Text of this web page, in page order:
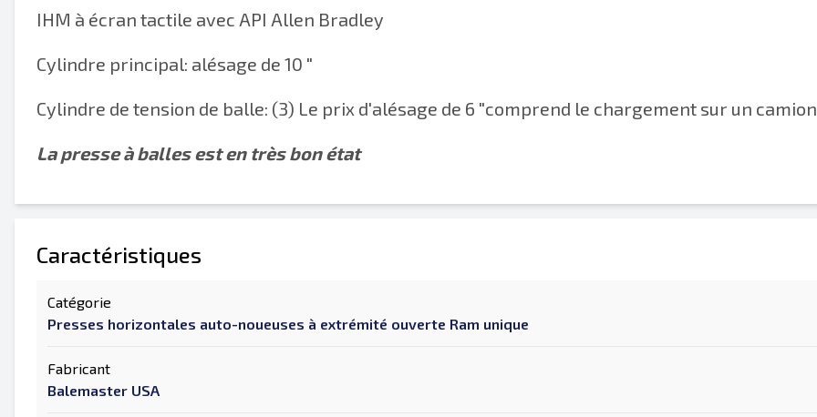
IHM à écran tactile avec API Allen Bradley
Cylindre principal: alésage de 10 "
Cylindre de tension de balle: (3) Le prix d'alésage de 6 "comprend le chargement sur un camion
La presse à balles est en très bon état
Caractéristiques
Catégorie
Presses horizontales auto-noueuses à extrémité ouverte Ram unique
Fabricant
Balemaster USA